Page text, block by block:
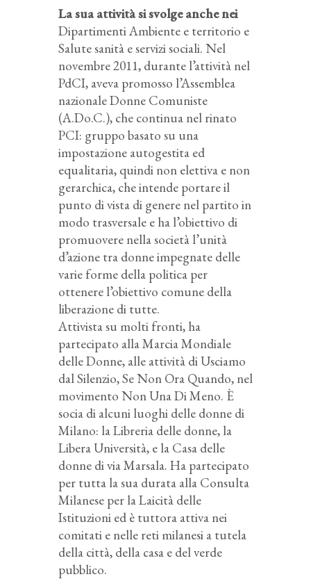
La sua attività si svolge anche nei
Dipartimenti Ambiente e territorio e
Salute sanità e servizi sociali. Nel
novembre 2011, durante l’attività nel
PdCI, aveva promosso l’Assemblea
nazionale Donne Comuniste
(A.Do.C.), che continua nel rinato
PCI: gruppo basato su una
impostazione autogestita ed
equalitaria, quindi non elettiva e non
gerarchica, che intende portare il
punto di vista di genere nel partito in
modo trasversale e ha l’obiettivo di
promuovere nella società l’unità
d’azione tra donne impegnate delle
varie forme della politica per
ottenere l’obiettivo comune della
liberazione di tutte.
Attivista su molti fronti, ha
partecipato alla Marcia Mondiale
delle Donne, alle attività di Usciamo
dal Silenzio, Se Non Ora Quando, nel
movimento Non Una Di Meno. È
socia di alcuni luoghi delle donne di
Milano: la Libreria delle donne, la
Libera Università, e la Casa delle
donne di via Marsala. Ha partecipato
per tutta la sua durata alla Consulta
Milanese per la Laicità delle
Istituzioni ed è tuttora attiva nei
comitati e nelle reti milanesi a tutela
della città, della casa e del verde
pubblico.